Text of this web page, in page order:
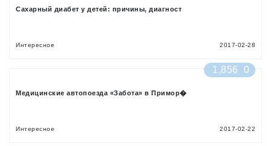
Сахарный диабет у детей: причины, диагност
Интересное 2017-02-28
1,856 0
Медицинские автопоезда «Забота» в Примор�
Интересное 2017-02-22